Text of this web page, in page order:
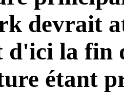
devrait
la fin
étant